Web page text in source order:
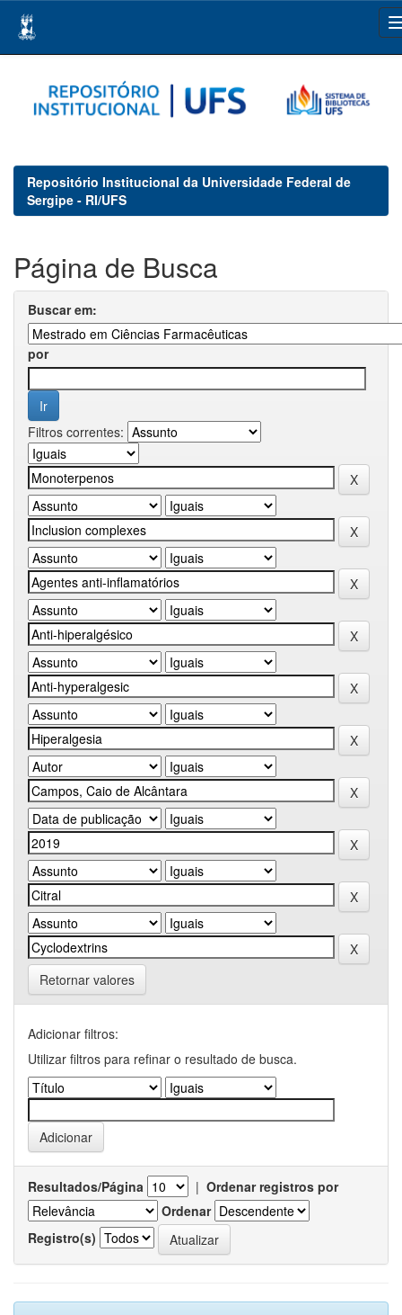
navigation
Repositório Institucional da Universidade Federal de
Sergipe - RI/UFS
Página de Busca
Buscar em:
por
Filtros correntes:
Retornar valores
Adicionar filtros:
Utilizar filtros para refinar o resultado de busca.
Resultados/Página | Ordenar registros por
Ordenar
Registro(s)